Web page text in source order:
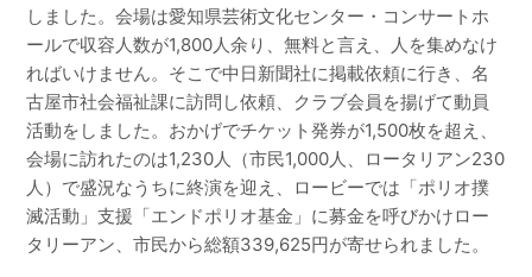
しました。会場は愛知県芸術文化センター・コンサートホ
ールで収容人数が1,800人余り、無料と言え、人を集めなけ
ればいけません。そこで中日新聞社に掲載依頼に行き、名
古屋市社会福祉課に訪問し依頼、クラブ会員を揚げて動員
活動をしました。おかげでチケット発券が1,500枚を超え、
会場に訪れたのは1,230人（市民1,000人、ロータリアン230
人）で盛況なうちに終演を迎え、ロービーでは「ポリオ撲
滅活動」支援「エンドポリオ基金」に募金を呼びかけロー
タリーアン、市民から総額339,625円が寄せられました。